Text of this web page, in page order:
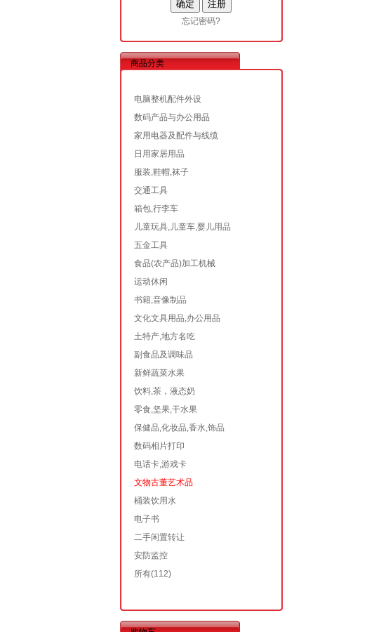
忘记密码?
商品分类
电脑整机配件外设
数码产品与办公用品
家用电器及配件与线缆
日用家居用品
服装,鞋帽,袜子
交通工具
箱包,行李车
儿童玩具,儿童车,婴儿用品
五金工具
食品(农产品)加工机械
运动休闲
书籍,音像制品
文化文具用品,办公用品
土特产,地方名吃
副食品及调味品
新鲜蔬菜水果
饮料,茶，液态奶
零食,坚果,干水果
保健品,化妆品,香水,饰品
数码相片打印
电话卡,游戏卡
文物古董艺术品
桶装饮用水
电子书
二手闲置转让
安防监控
所有(112)